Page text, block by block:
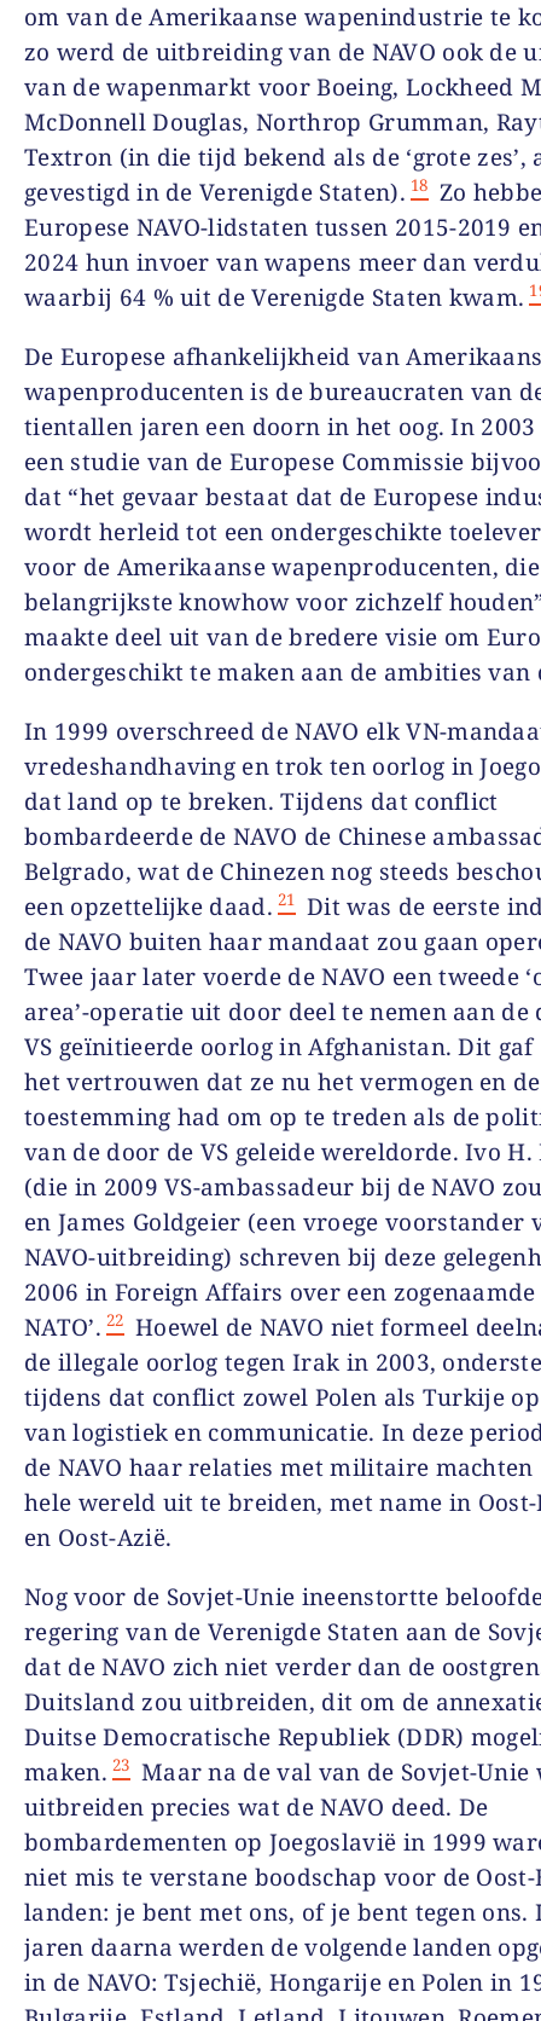
om van de Amerikaanse wapenindustrie te
zo werd de uitbreiding van de NAVO ook de
van de wapenmarkt voor Boeing, Lockheed
McDonnell Douglas, Northrop Grumman,
Textron (in die tijd bekend als de ‘grote zes’,
gevestigd in de Verenigde Staten). 18 Zo
Europese NAVO-lidstaten tussen 2015-2019
2024 hun invoer van wapens meer dan
waarbij 64 % uit de Verenigde Staten kwam.
De Europese afhankelijkheid van
wapenproducenten is de bureaucraten van
tientallen jaren een doorn in het oog. In 2003
een studie van de Europese Commissie
dat “het gevaar bestaat dat de Europese
wordt herleid tot een ondergeschikte
voor de Amerikaanse wapenproducenten,
belangrijkste knowhow voor zichzelf
maakte deel uit van de bredere visie om
ondergeschikt te maken aan de ambities van
In 1999 overschreed de NAVO elk VN-
vredeshandhaving en trok ten oorlog in
dat land op te breken. Tijdens dat conflict
bombardeerde de NAVO de Chinese
Belgrado, wat de Chinezen nog steeds
een opzettelijke daad. 21 Dit was de eerste
de NAVO buiten haar mandaat zou gaan
Twee jaar later voerde de NAVO een tweede
area’-operatie uit door deel te nemen aan de
VS geïnitieerde oorlog in Afghanistan. Dit gaf
het vertrouwen dat ze nu het vermogen en de
toestemming had om op te treden als de
van de door de VS geleide wereldorde. Ivo
(die in 2009 VS-ambassadeur bij de NAVO
en James Goldgeier (een vroege voorstander
NAVO-uitbreiding) schreven bij deze
2006 in Foreign Affairs over een zogenaamde
NATO’. 22 Hoewel de NAVO niet formeel
de illegale oorlog tegen Irak in 2003,
tijdens dat conflict zowel Polen als Turkije
van logistiek en communicatie. In deze
de NAVO haar relaties met militaire machten
hele wereld uit te breiden, met name in
en Oost-Azië.
Nog voor de Sovjet-Unie ineenstortte
regering van de Verenigde Staten aan de
dat de NAVO zich niet verder dan de
Duitsland zou uitbreiden, dit om de
Duitse Democratische Republiek (DDR)
maken. 23 Maar na de val van de Sovjet-Unie
uitbreiden precies wat de NAVO deed. De
bombardementen op Joegoslavië in 1999
niet mis te verstane boodschap voor de Oost-
landen: je bent met ons, of je bent tegen ons.
jaren daarna werden de volgende landen
in de NAVO: Tsjechië, Hongarije en Polen in